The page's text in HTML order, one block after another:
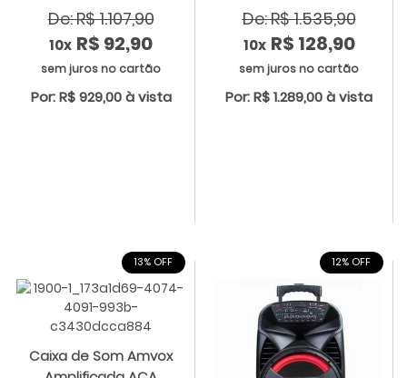
De: R$ 1.107,90
10x R$ 92,90
sem juros no cartão
Por: R$ 929,00 à vista
De: R$ 1.535,90
10x R$ 128,90
sem juros no cartão
Por: R$ 1.289,00 à vista
13% OFF
Caixa de Som Amvox
12% OFF